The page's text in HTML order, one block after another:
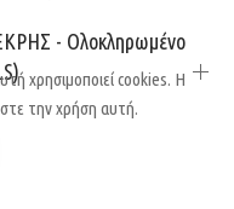
- Ολοκληρωμένο
χρησιμοποιεί cookies. Η
την χρήση αυτή.